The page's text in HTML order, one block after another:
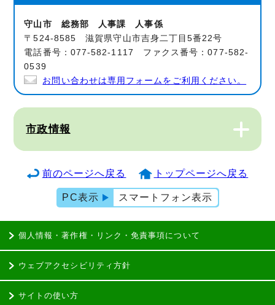
守山市 総務部 人事課 人事係
〒524-8585 滋賀県守山市吉身二丁目5番22号
電話番号：077-582-1117 ファクス番号：077-582-
0539
お問い合わせは専用フォームをご利用ください。
市政情報
前のページへ戻る トップページへ戻る
PC表示 スマートフォン表示
個人情報・著作権・リンク・免責事項について
ウェブアクセシビリティ方針
サイトの使い方